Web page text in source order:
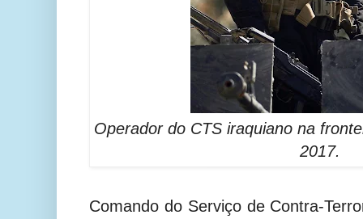
Operador do CTS iraquiano na
2017.
Comando do Serviço de Contra-